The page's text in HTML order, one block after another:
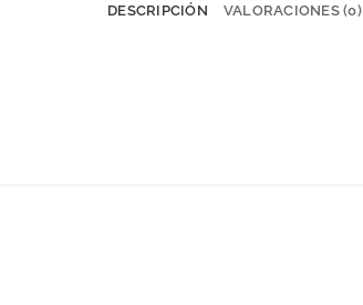
DESCRIPCIÓN VALORACIONES (0)